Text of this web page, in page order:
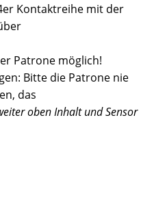
Kontaktreihe mit der
Patrone möglich!
Bitte die Patrone nie
das
oben Inhalt und Sensor